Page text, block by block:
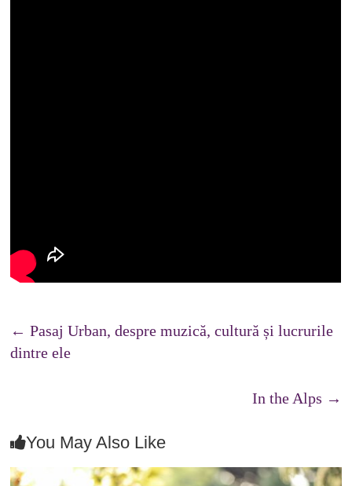
← Pasaj Urban, despre muzică, cultură și lucrurile
dintre ele
In the Alps →
You May Also Like